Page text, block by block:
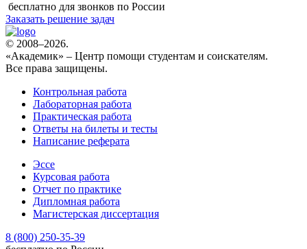
бесплатно для звонков по России
Заказать решение задач
© 2008–2026.
«Академик» – Центр помощи студентам и соискателям.
Все права защищены.
Контрольная работа
Лабораторная работа
Практическая работа
Ответы на билеты и тесты
Написание реферата
Эссе
Курсовая работа
Отчет по практике
Дипломная работа
Магистерская диссертация
8 (800) 250-35-39